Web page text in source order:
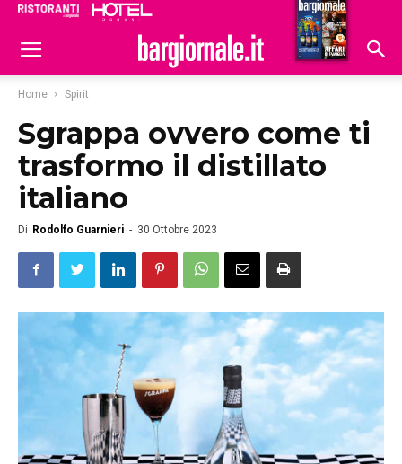
Hoteldomani
Home Spirit
Sgrappa ovvero come ti
trasformo il distillato
italiano
Di Rodolfo Guarnieri - 30 Ottobre 2023